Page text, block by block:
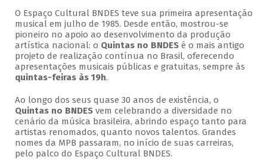
O Espaço Cultural BNDES teve sua primeira apresentação
musical em julho de 1985. Desde então, mostrou-se
pioneiro no apoio ao desenvolvimento da produção
artística nacional: o Quintas no BNDESé o mais antigo
projeto de realização contínua no Brasil, oferecendo
apresentações musicais públicas e gratuitas, sempre às
quintas-feiras às 19h.
Ao longo dos seus quase 30 anos de existência, o
Quintas no BNDESvem celebrando a diversidade no
cenário da música brasileira, abrindo espaço tanto para
artistas renomados, quanto novos talentos. Grandes
nomes da MPB passaram, no início de suas carreiras,
pelo palco do Espaço Cultural BNDES.